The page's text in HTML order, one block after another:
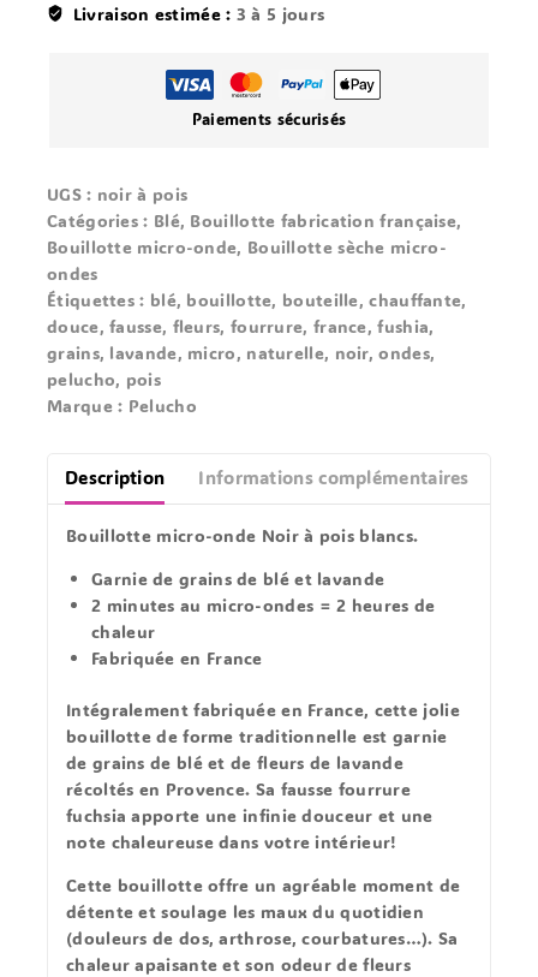
Livraison estimée : 3 à 5 jours
Paiements sécurisés
UGS : noir à pois
Catégories : Blé, Bouillotte fabrication française,
Bouillotte micro-onde, Bouillotte sèche micro-
ondes
Étiquettes : blé, bouillotte, bouteille,chauffante,
douce,fausse, fleurs, fourrure, france,fushia,
grains, lavande, micro, naturelle, noir,ondes,
pelucho, pois
Marque : Pelucho
Description Informations complémentaires
Bouillotte micro-onde Noir à pois blancs.
Garnie de grains de blé et lavande
2 minutes au micro-ondes = 2 heures de
chaleur
Fabriquée en France
Intégralement fabriquée en France, cette jolie
bouillotte de forme traditionnelle est garnie
de grains de blé et de fleurs de lavande
récoltés en Provence. Sa fausse fourrure
fuchsia apporte une infinie douceur et une
note chaleureuse dans votre intérieur!
Cette bouillotte offre un agréable moment de
détente et soulage les maux du quotidien
(douleurs de dos, arthrose, courbatures…). Sa
chaleur apaisante et son odeur de fleurs